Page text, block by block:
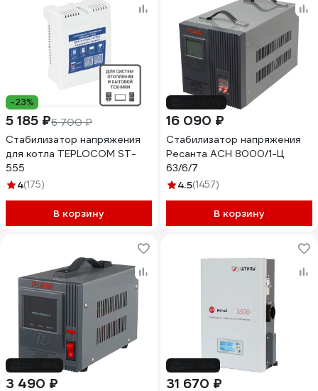
-23%
5 185 ₽6 700 ₽
Стабилизатор напряжения
для котла TEPLOCOM ST-
555
4(175)
В корзину
16 090 ₽
Стабилизатор напряжения
Ресанта АСН 8000/1-Ц
63/6/7
4.5(1457)
В корзину
3 490 ₽ 31 670 ₽